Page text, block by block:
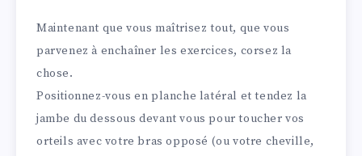
Maintenant que vous maîtrisez tout, que vous
parvenez à enchaîner les exercices, corsez la
chose.
Positionnez-vous en planche latéral et tendez la
jambe du dessous devant vous pour toucher vos
orteils avec votre bras opposé (ou votre cheville,